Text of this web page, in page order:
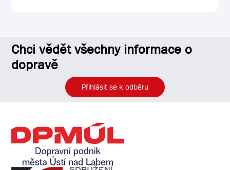
Chci vědět všechny informace o
dopravě
Přihlásit se k odběru